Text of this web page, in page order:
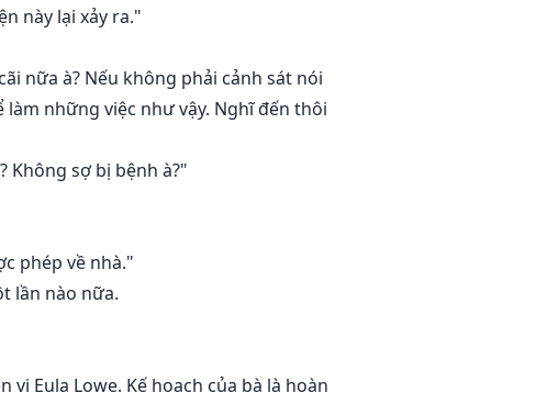
này lại xảy ra."
nữa à? Nếu không phải cảnh sát nói
những việc như vậy. Nghĩ đến thôi
Không sợ bị bệnh à?"
phép về nhà."
lần nào nữa.
Eula Lowe. Kế hoạch của bà là hoàn